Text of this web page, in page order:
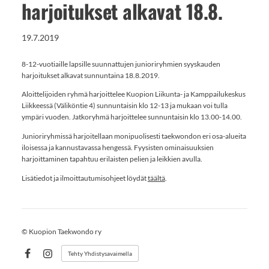
harjoitukset alkavat 18.8.
19.7.2019
8-12-vuotiaille lapsille suunnattujen junioriryhmien syyskauden
harjoitukset alkavat sunnuntaina 18.8.2019.
Aloittelijoiden ryhmä harjoittelee Kuopion Liikunta- ja Kamppailukeskus
Liikkeessä (Väliköntie 4) sunnuntaisin klo 12-13 ja mukaan voi tulla
ympäri vuoden. Jatkoryhmä harjoittelee sunnuntaisin klo 13.00-14.00.
Junioriryhmissä harjoitellaan monipuolisesti taekwondon eri osa-alueita
iloisessa ja kannustavassa hengessä. Fyysisten ominaisuuksien
harjoittaminen tapahtuu erilaisten pelien ja leikkien avulla.
Lisätiedot ja ilmoittautumisohjeet löydättäältä.
© Kuopion Taekwondo ry
Instagram
Tehty Yhdistysavaimella